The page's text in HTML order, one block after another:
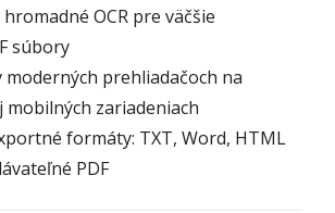
OCR pre väčšie
súbory
moderných prehliadačoch na
mobilných zariadeniach
formáty: TXT, Word, HTML
PDF